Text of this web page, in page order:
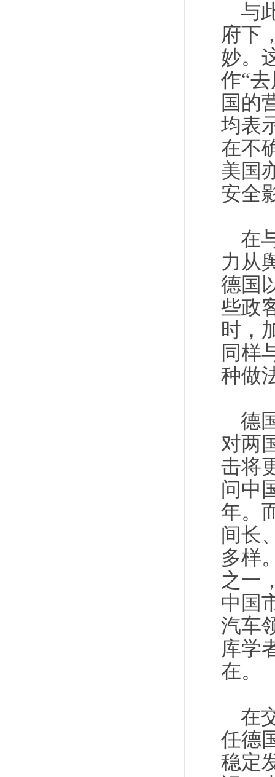
与
府下
妙。
作“
国的
均表
在不
美国
安全
在
力从
德国
些政
时，
同样
种做
德
对两
击将
问中
年。
间长
多样
之一
中国
汽车
库学
在。
在
任德
稳定